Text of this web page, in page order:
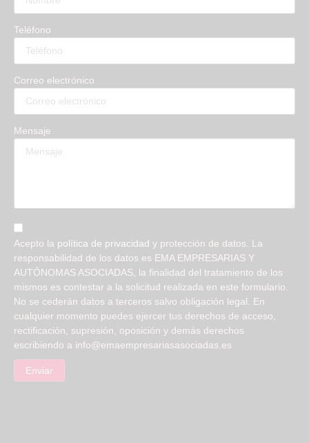
Teléfono
Correo electrónico
Mensaje
Acepto la política de privacidad y protección de datos. La
responsabilidad de los datos es EMA EMPRESARIAS Y
AUTÓNOMAS ASOCIADAS, la finalidad del tratamiento de los
mismos es contestar a la solicitud realizada en este formulario.
No se cederán datos a terceros salvo obligación legal. En
cualquier momento puedes ejercer tus derechos de acceso,
rectificación, supresión, oposición y demás derechos
escribiendo a info@emaempresariasasociadas.es
Enviar